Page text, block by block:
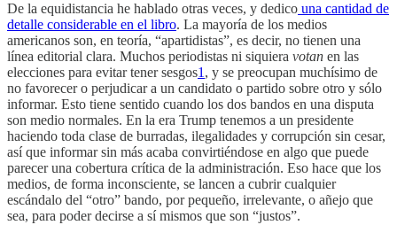
De la equidistancia he hablado otras veces, y dedico una cantidad de
detalle considerable en el libro. La mayoría de los medios
americanos son, en teoría, “apartidistas”, es decir, no tienen una
línea editorial clara. Muchos periodistas ni siquiera votan en las
elecciones para evitar tener sesgos1 , y se preocupan muchísimo de
no favorecer o perjudicar a un candidato o partido sobre otro y sólo
informar. Esto tiene sentido cuando los dos bandos en una disputa
son medio normales. En la era Trump tenemos a un presidente
haciendo toda clase de burradas, ilegalidades y corrupción sin cesar,
así que informar sin más acaba convirtiéndose en algo que puede
parecer una cobertura crítica de la administración. Eso hace que los
medios, de forma inconsciente, se lancen a cubrir cualquier
escándalo del “otro” bando, por pequeño, irrelevante, o añejo que
sea, para poder decirse a sí mismos que son “justos”.